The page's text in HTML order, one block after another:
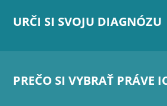
URČI SI SVOJU DIAGNÓZU
PREČO SI VYBRAŤ PRÁVE